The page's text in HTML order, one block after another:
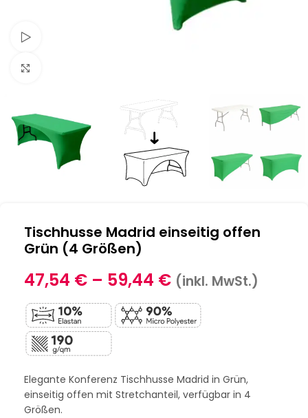
Tischhusse Madrid einseitig offen
Grün (4 Größen)
47,54 € – 59,44 € (inkl. MwSt.)
Elegante Konferenz Tischhusse Madrid in Grün,
einseitig offen mit Stretchanteil, verfügbar in 4
Größen.